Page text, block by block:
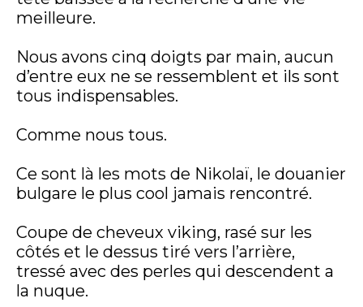
meilleure.
Nous avons cinq doigts par main, aucun
d’entre eux ne se ressemblent et ils sont
tous indispensables.
Comme nous tous.
Ce sont là les mots de Nikolaï, le douanier
bulgare le plus cool jamais rencontré.
Coupe de cheveux viking, rasé sur les
côtés et le dessus tiré vers l’arrière,
tressé avec des perles qui descendent a
la nuque.